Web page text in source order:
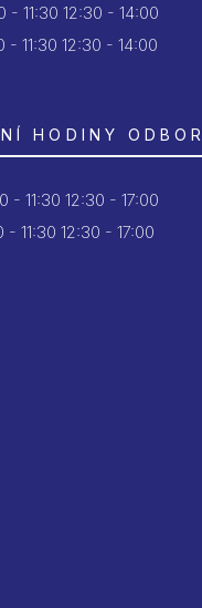
- 11:30 12:30 - 14:00
- 11:30 12:30 - 14:00
HODINY
- 11:30 12:30 - 17:00
- 11:30 12:30 - 17:00